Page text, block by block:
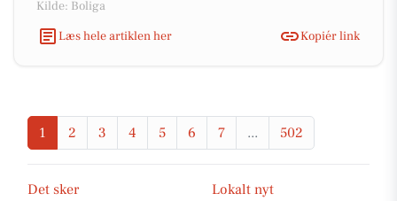
Kilde: Boliga
Læs hele artiklen her
Kopiér link
1 2 3 4 5 6 7 ... 502
Det sker
Lokalt nyt